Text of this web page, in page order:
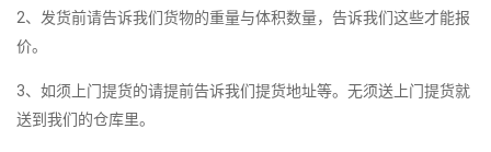
2、发货前请告诉我们货物的重量与体积数量，告诉我们这些才能报
价。
3、如须上门提货的请提前告诉我们提货地址等。无须送上门提货就
送到我们的仓库里。